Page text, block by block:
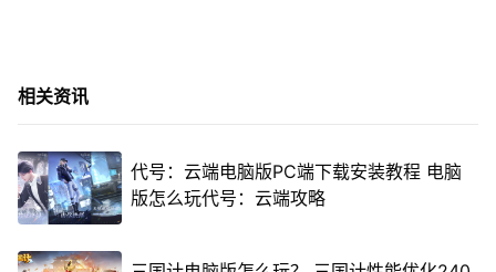
相关资讯
代号：云端电脑版PC端下载安装教程 电脑
版怎么玩代号：云端攻略